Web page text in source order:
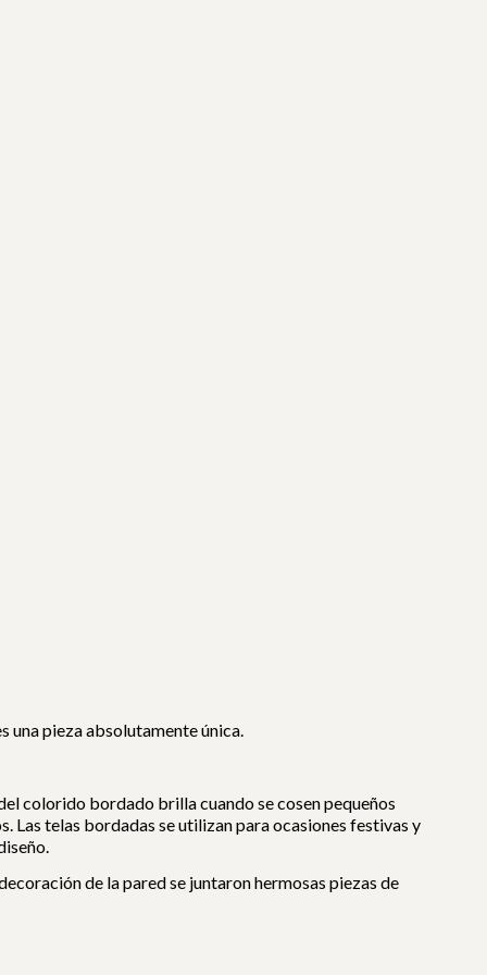
una pieza absolutamente única.
colorido bordado brilla cuando se cosen pequeños
Las telas bordadas se utilizan para ocasiones festivas y
de la pared se juntaron hermosas piezas de